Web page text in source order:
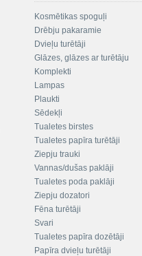
Kosmētikas spoguļi
Drēbju pakaramie
Dvieļu turētāji
Glāzes, glāzes ar turētāju
Komplekti
Lampas
Plaukti
Sēdekļi
Tualetes birstes
Tualetes papīra turētāji
Ziepju trauki
Vannas/dušas paklāji
Tualetes poda paklāji
Ziepju dozatori
Fēna turētāji
Svari
Tualetes papīra dozētāji
Papīra dvieļu turētāji